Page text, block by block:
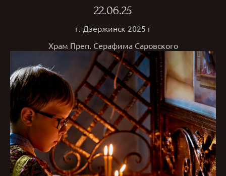
22.06.25
г. Дзержинск 2025 г
Храм Преп. Серафима Саровского